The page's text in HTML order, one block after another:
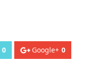
0 Google+ 0